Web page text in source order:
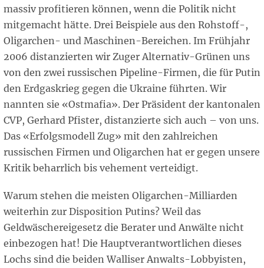
massiv profitieren können, wenn die Politik nicht
mitgemacht hätte. Drei Beispiele aus den Rohstoff-,
Oligarchen- und Maschinen-Bereichen. Im Frühjahr
2006 distanzierten wir Zuger Alternativ-Grünen uns
von den zwei russischen Pipeline-Firmen, die für Putin
den Erdgaskrieg gegen die Ukraine führten. Wir
nannten sie «Ostmafia». Der Präsident der kantonalen
CVP, Gerhard Pfister, distanzierte sich auch – von uns.
Das «Erfolgsmodell Zug» mit den zahlreichen
russischen Firmen und Oligarchen hat er gegen unsere
Kritik beharrlich bis vehement verteidigt.
Warum stehen die meisten Oligarchen-Milliarden
weiterhin zur Disposition Putins? Weil das
Geldwäschereigesetz die Berater und Anwälte nicht
einbezogen hat! Die Hauptverantwortlichen dieses
Lochs sind die beiden Walliser Anwalts-Lobbyisten,